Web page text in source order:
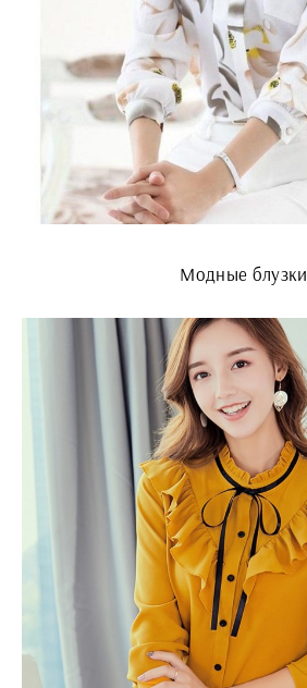
Модные блузки